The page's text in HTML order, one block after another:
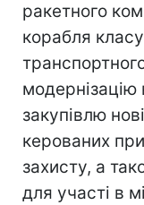
ракетного
корабля
модернізацію
закупівлю
керованих
захисту, а
для участі в